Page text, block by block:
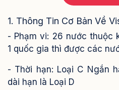
1. Thông Tin Cơ Bản Về
- Phạm vi: 26 nước thuộc
1 quốc gia thì được các
- Thời hạn: Loại C Ngắn
dài hạn là Loại D